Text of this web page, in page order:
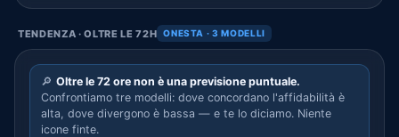
TENDENZA · OLTRE LE 72H ONESTA · 3 MODELLI
🔎 Oltre le 72 ore non è una previsione puntuale.
Confrontiamo tre modelli: dove concordano l'affidabilità è
alta, dove divergono è bassa — e te lo diciamo. Niente
icone finte.